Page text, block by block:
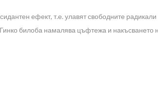
ефект, т.е. улавят свободните радикали
билоба намалява цъфтежа и накъсването